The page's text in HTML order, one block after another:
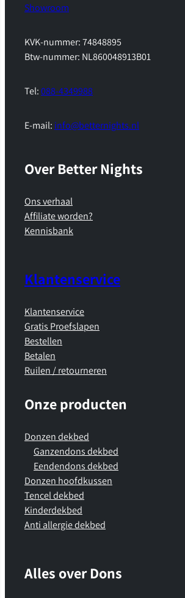
Showroom
KVK-nummer: 74848895
Btw-nummer: NL860048913B01
Tel:088-4349988
E-mail: info@betternights.nl
Over Better Nights
Ons verhaal
Affiliate worden?
Kennisbank
Klantenservice
Klantenservice
Gratis Proefslapen
Bestellen
Betalen
Ruilen / retourneren
Onze producten
Donzen dekbed
Ganzendons dekbed
Eendendons dekbed
Donzen hoofdkussen
Tencel dekbed
Kinderdekbed
Anti allergie dekbed
Alles over Dons